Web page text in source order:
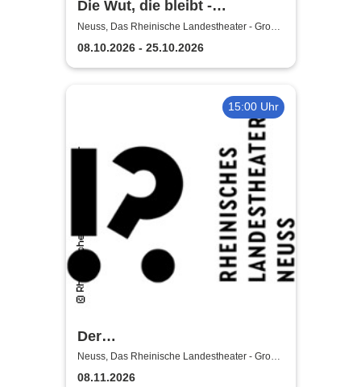
Die Wut, die bleibt -
Rheinische Landestheater
Neuss
Neuss, Das Rheinische Landestheater - Große
Bühne
08.10.2026 - 25.10.2026
15:00 Uhr
Der
satanarchäolügenialkohöllische
Wunschpunsch - Rheinisches
Neuss, Das Rheinische Landestheater - Große
Bühne
08.11.2026